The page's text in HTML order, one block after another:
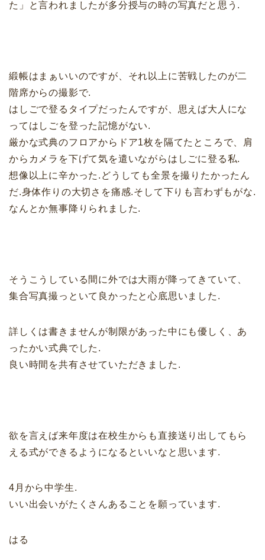
た」と言われましたが多分授与の時の写真だと思う.
緞帳はまぁいいのですが、それ以上に苦戦したのが二
階席からの撮影で.
はしごで登るタイプだったんですが、思えば大人にな
ってはしごを登った記憶がない.
厳かな式典のフロアからドア1枚を隔てたところで、肩
からカメラを下げて気を遣いながらはしごに登る私.
想像以上に辛かった.どうしても全景を撮りたかったん
だ.身体作りの大切さを痛感.そして下りも言わずもがな.
なんとか無事降りられました.
そうこうしている間に外では大雨が降ってきていて、
集合写真撮っといて良かったと心底思いました.
詳しくは書きませんが制限があった中にも優しく、あ
ったかい式典でした.
良い時間を共有させていただきました.
欲を言えば来年度は在校生からも直接送り出してもら
える式ができるようになるといいなと思います.
4月から中学生.
いい出会いがたくさんあることを願っています.
はる